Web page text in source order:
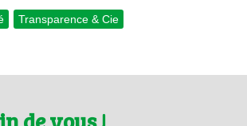
Transparence & Cie